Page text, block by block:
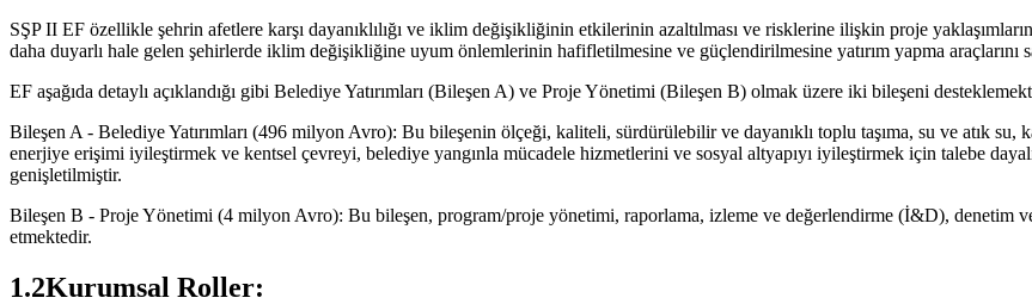
SŞP II EF özellikle şehrin afetlere karşı dayanıklılığı ve iklim değişikliğinin etkilerinin azaltılması ve risklerine ilişkin proje
daha duyarlı hale gelen şehirlerde iklim değişikliğine uyum önlemlerinin hafifletilmesine ve güçlendirilmesine yatırım yapma araçlarını
EF aşağıda detaylı açıklandığı gibi Belediye Yatırımları (Bileşen A) ve Proje Yönetimi (Bileşen B) olmak üzere iki bileşeni
Bileşen A - Belediye Yatırımları (496 milyon Avro): Bu bileşenin ölçeği, kaliteli, sürdürülebilir ve dayanıklı toplu taşıma, su ve atık
enerjiye erişimi iyileştirmek ve kentsel çevreyi, belediye yangınla mücadele hizmetlerini ve sosyal altyapıyı iyileştirmek için talebe dayalı
genişletilmiştir.
Bileşen B - Proje Yönetimi (4 milyon Avro): Bu bileşen, program/proje yönetimi, raporlama, izleme ve değerlendirme (İ&D), denetim
etmektedir.
1.2Kurumsal Roller: